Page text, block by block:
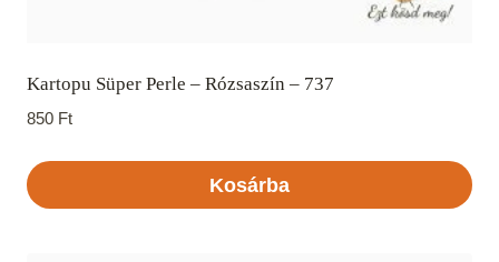
Kartopu Süper Perle – Rózsaszín – 737
850 Ft
Kosárba